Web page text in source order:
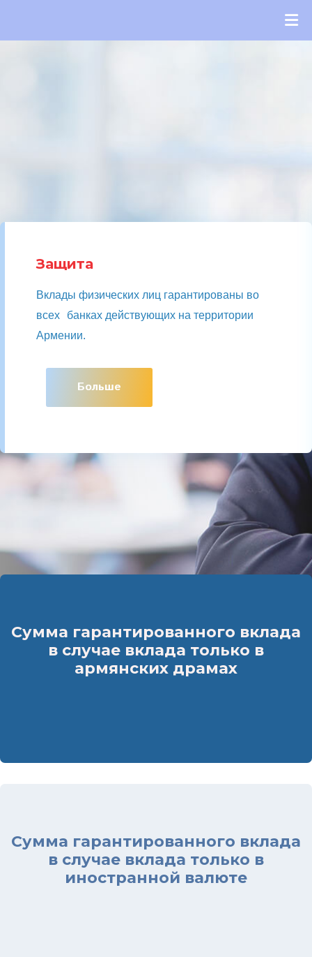
Защита
Вклады физических лиц гарантированы во
всех
банках действующих на территории
Армении.
Больше
Сумма гарантированного вклада
в случае вклада только в
армянских драмах
Драм РА
Сумма гарантированного вклада
в случае вклада только в
иностранной валюте
Драм РА